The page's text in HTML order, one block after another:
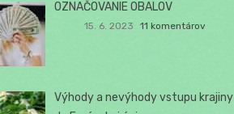
OZNAČOVANIE OBALOV
15. 6. 2023 11 komentárov
Výhody a nevýhody vstupu krajiny